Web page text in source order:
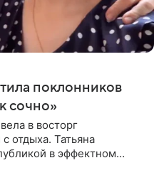
поклонников
сочно»
в восторг
отдыха. Татьяна
в эффектном